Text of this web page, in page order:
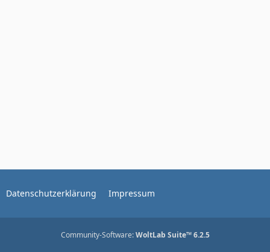
Datenschutzerklärung Impressum
Community-Software:WoltLab Suite™ 6.2.5